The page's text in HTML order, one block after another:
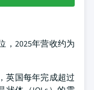
，2025年营收约为
英国每年完成超过